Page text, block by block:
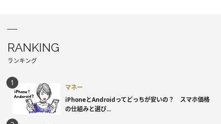
RANKING
ランキング
マネー
iPhoneとAndroidってどっちが安いの？ スマホ価格
の仕組みと選び...